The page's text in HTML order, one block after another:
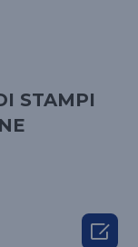
STAMPI
